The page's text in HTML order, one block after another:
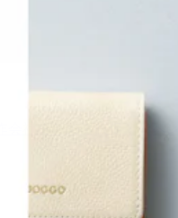
社まとめ｜販促・イベ